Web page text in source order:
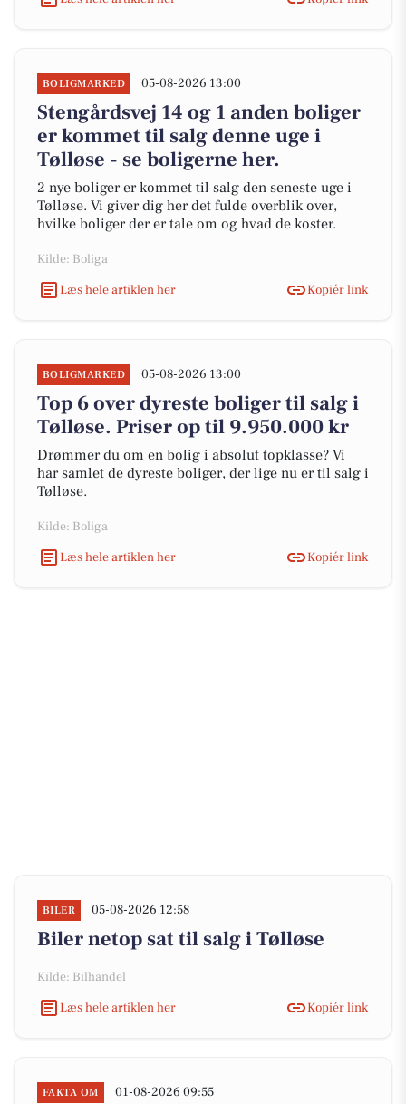
BOLIGMARKED 05-08-2026 13:00
Stengårdsvej 14 og 1 anden boliger
er kommet til salg denne uge i
Tølløse - se boligerne her.
2 nye boliger er kommet til salg den seneste uge i
Tølløse. Vi giver dig her det fulde overblik over,
hvilke boliger der er tale om og hvad de koster.
Kilde: Boliga
Læs hele artiklen her
Kopiér link
BOLIGMARKED 05-08-2026 13:00
Top 6 over dyreste boliger til salg i
Tølløse. Priser op til 9.950.000 kr
Drømmer du om en bolig i absolut topklasse? Vi
har samlet de dyreste boliger, der lige nu er til salg i
Tølløse.
Kilde: Boliga
Læs hele artiklen her
Kopiér link
BILER 05-08-2026 12:58
Biler netop sat til salg i Tølløse
Kilde: Bilhandel
Læs hele artiklen her
Kopiér link
FAKTA OM 01-08-2026 09:55